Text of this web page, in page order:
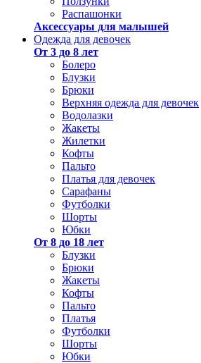
Распашонки
Аксессуары для малышей
Одежда для девочек
От 3 до 8 лет
Болеро
Блузки
Брюки
Верхняя одежда для девочек
Водолазки
Жакеты
Жилетки
Кофты
Пальто
Платья для девочек
Сарафаны
Футболки
Шорты
Юбки
От 8 до 18 лет
Блузки
Брюки
Жакеты
Кофты
Пальто
Платья
Футболки
Шорты
Юбки